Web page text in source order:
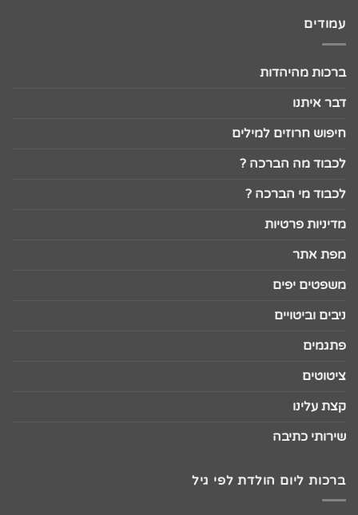
עמודים
ברכות מהיהדות
דבר איתנו
חיפוש חרוזים למילים
לכבוד מה הברכה ?
לכבוד מי הברכה ?
מדיניות פרטיות
מפת אתר
משפטים יפים
ניבים וביטויים
פתגמים
ציטוטים
קצת עלינו
שירותי כתיבה
ברכות ליום הולדת לפי גיל